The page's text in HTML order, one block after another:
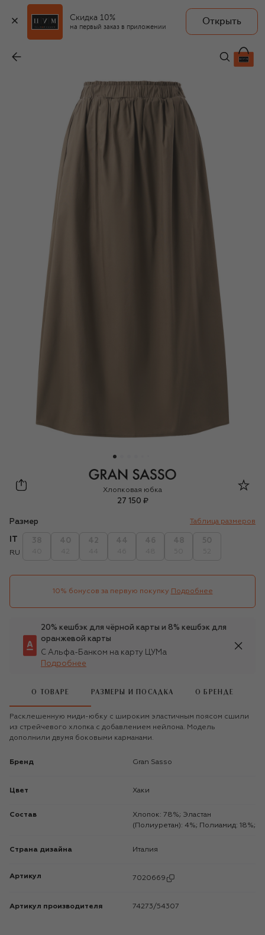
Скидка 10%
на первый заказ в приложении
Открыть
27 150 ₽
Gran Sasso
Хлопковая юбка
27 150 ₽
Размер Таблица размеров
RU
10% бонусов за первую покупку Подробнее
20% кешбэк для чёрной карты и 8% кешбэк для
оранжевой карты
С Альфа-Банком на карту ЦУМа
Подробнее
О ТОВАРЕ РАЗМЕРЫ И ПОСАДКА О БРЕНДЕ
Расклешенную миди-юбку с широким эластичным поясом сшили
из стрейчевого хлопка с добавлением нейлона. Модель
дополнили двумя боковыми карманами.
Бренд Gran Sasso
Цвет Хаки
Состав
Хлопок: 78%; Эластан
(Полиуретан): 4%; Полиамид: 18%;
Страна дизайна Италия
Артикул 7020669
Артикул производителя 74273/54307